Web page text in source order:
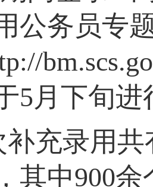
公务员专
5月下旬进
补充录用
其中900